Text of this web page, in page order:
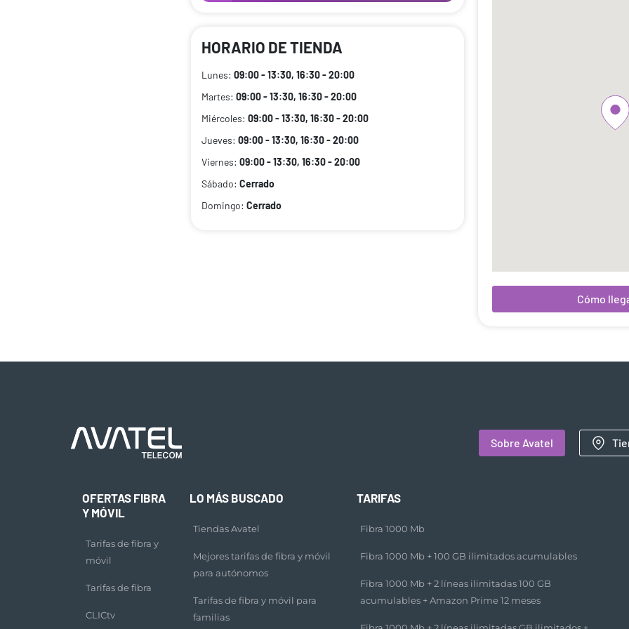
HORARIO DE TIENDA
Lunes: 09:00 - 13:30, 16:30 - 20:00
Martes: 09:00 - 13:30, 16:30 - 20:00
Miércoles: 09:00 - 13:30, 16:30 - 20:00
Jueves: 09:00 - 13:30, 16:30 - 20:00
Viernes: 09:00 - 13:30, 16:30 - 20:00
Sábado: Cerrado
Domingo: Cerrado
Cómo
Sobre Avatel
OFERTAS FIBRA
Y MÓVIL
Tarifas de fibra y
móvil
Tarifas de fibra
CLICtv
LO MÁS BUSCADO
Tiendas Avatel
Mejores tarifas de fibra y móvil
para autónomos
Tarifas de fibra y móvil para
familias
TARIFAS
Fibra 1000 Mb
Fibra 1000 Mb + 100 GB ilimitados acumulables​
Fibra 1000 Mb + 2 líneas ilimitadas 100 GB
acumulables + Amazon Prime 12 meses​